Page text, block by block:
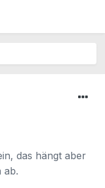
das hängt aber
ab.